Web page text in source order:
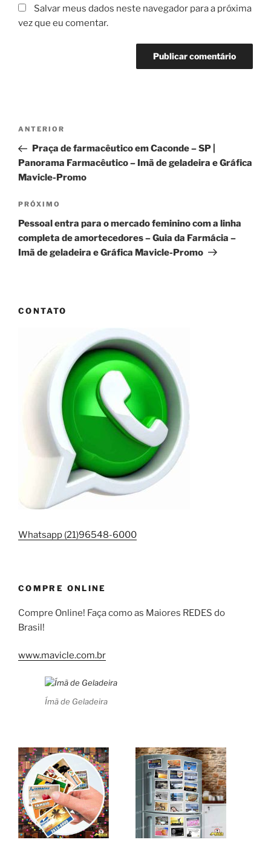
Salvar meus dados neste navegador para a próxima
vez que eu comentar.
Navegação
Post
Post
anterior
ANTERIOR
Praça de farmacêutico em Caconde – SP |
Panorama Farmacêutico – Imã de geladeira e Gráfica
Mavicle-Promo
Próximo
post
PRÓXIMO
Pessoal entra para o mercado feminino com a linha
completa de amortecedores – Guia da Farmácia –
Imã de geladeira e Gráfica Mavicle-Promo
CONTATO
Whatsapp (21)96548-6000
COMPRE ONLINE
Compre Online! Faça como as Maiores REDES do
Brasil!
www.mavicle.com.br
Ímã de Geladeira